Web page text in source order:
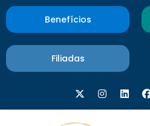
Benefícios
Filiadas